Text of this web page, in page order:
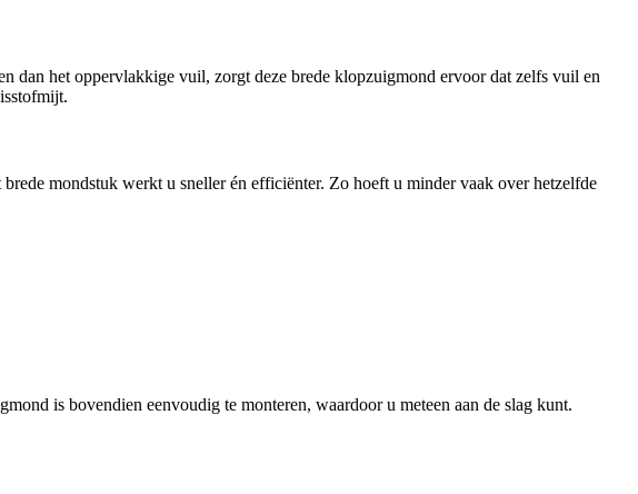
dan het oppervlakkige vuil, zorgt deze brede klopzuigmond ervoor dat zelfs vuil en
mondstuk werkt u sneller én efficiënter. Zo hoeft u minder vaak over hetzelfde
is bovendien eenvoudig te monteren, waardoor u meteen aan de slag kunt.